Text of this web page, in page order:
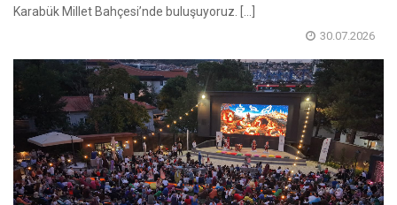
Karabük Millet Bahçesi’nde buluşuyoruz. [...]
30.07.2026